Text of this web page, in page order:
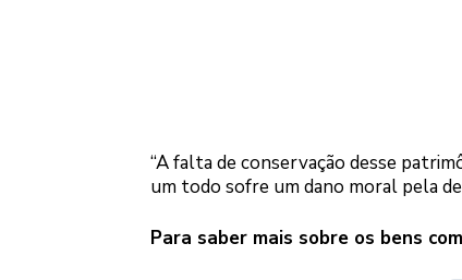
“A falta de conservação desse
um todo sofre um dano moral pela
Para saber mais sobre os bens